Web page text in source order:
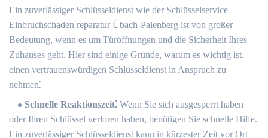
Ein zuverlässiger Schlüsseldienst wie der Schlüsselservice
Einbruchschaden reparatur Übach-Palenberg ist von großer
Bedeutung, wenn es um Türöffnungen und die Sicherheit Ihres
Zuhauses geht. Hier sind einige Gründe, warum es wichtig ist,
einen vertrauenswürdigen Schlüsseldienst in Anspruch zu
nehmen⁚
Schnelle Reaktionszeit⁚ Wenn Sie sich ausgesperrt haben
oder Ihren Schlüssel verloren haben, benötigen Sie schnelle Hilfe.​
Ein zuverlässiger Schlüsseldienst kann in kürzester Zeit vor Ort